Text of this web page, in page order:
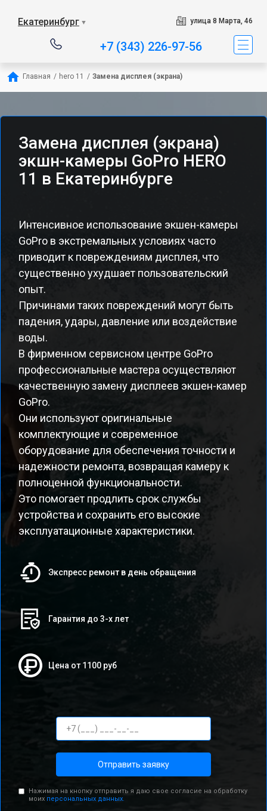
Екатеринбург ▼ улица 8 Марта, 46
+7 (343) 226-97-56
Главная / hero 11 / Замена дисплея (экрана)
Замена дисплея (экрана)
экшн-камеры GoPro HERO
11 в Екатеринбурге
Интенсивное использование экшен-камеры
GoPro в экстремальных условиях часто
приводит к повреждениям дисплея, что
существенно ухудшает пользовательский
опыт.
Причинами таких повреждений могут быть
падения, удары, давление или воздействие
воды.
В фирменном сервисном центре GoPro
профессиональные мастера осуществляют
качественную замену дисплеев экшен-камер
GoPro.
Они используют оригинальные
комплектующие и современное
оборудование для обеспечения точности и
надежности ремонта, возвращая камеру к
полноценной функциональности.
Это помогает продлить срок службы
устройства и сохранить его высокие
эксплуатационные характеристики.
Экспресс ремонт в день обращения
Гарантия до 3-х лет
Цена от 1100 руб
Отправить заявку
Нажимая на кнопку отправить я даю свое согласие на обработку
моих персональных данных.